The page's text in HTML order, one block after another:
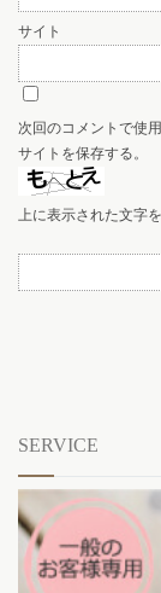
サイト
次回のコメントで使
サイトを保存する。
上に表示された文字
SERVICE